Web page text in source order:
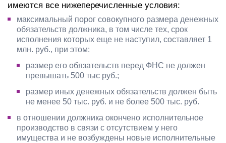
имеются все нижеперечисленные условия:
максимальный порог совокупного размера денежных
обязательств должника, в том числе тех, срок
исполнения которых еще не наступил, составляет 1
млн. руб., при этом:
размер его обязательств перед ФНС не должен
превышать 500 тыс руб.;
размер иных денежных обязательств должен быть
не менее 50 тыс. руб. и не более 500 тыс. руб.
в отношении должника окончено исполнительное
производство в связи с отсутствием у него
имущества и не возбуждены новые исполнительные